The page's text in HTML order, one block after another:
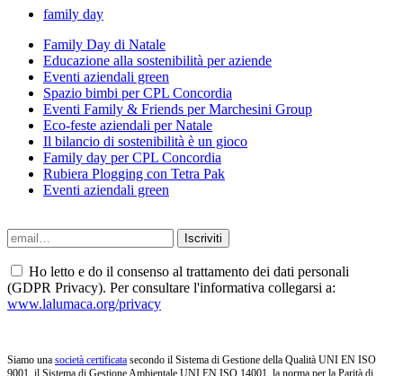
family day
Family Day di Natale
Educazione alla sostenibilità per aziende
Eventi aziendali green
Spazio bimbi per CPL Concordia
Eventi Family & Friends per Marchesini Group
Eco-feste aziendali per Natale
Il bilancio di sostenibilità è un gioco
Family day per CPL Concordia
Rubiera Plogging con Tetra Pak
Eventi aziendali green
Ho letto e do il consenso al trattamento dei dati personali
(GDPR Privacy). Per consultare l'informativa collegarsi a:
www.lalumaca.org/privacy
Siamo una società certificata secondo il Sistema di Gestione della Qualità UNI EN ISO
9001, il Sistema di Gestione Ambientale UNI EN ISO 14001, la norma per la Parità di